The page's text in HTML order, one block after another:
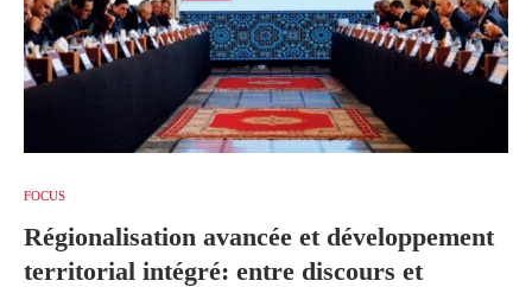
FOCUS
Régionalisation avancée et développement
territorial intégré: entre discours et